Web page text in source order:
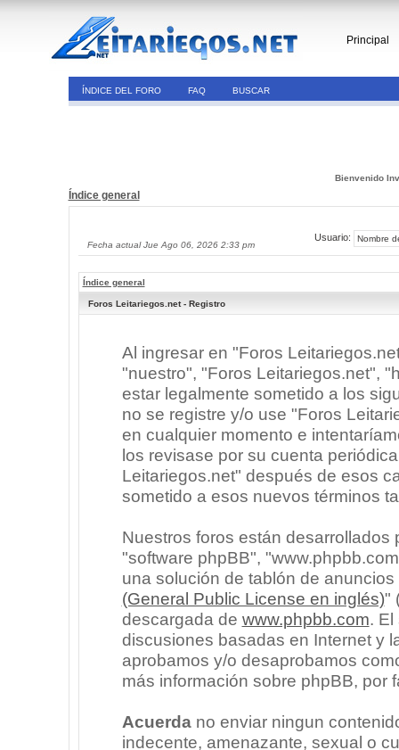
Principal
ÍNDICE DEL FORO FAQ BUSCAR
Bienvenido
Índice general
Fecha actual Jue Ago 06, 2026 2:33 pm
Usuario:
Índice general
Foros Leitariegos.net - Registro
Al ingresar en "Foros
"nuestro", "Foros Leitariegos.net",
estar legalmente sometido a los
no se registre y/o use "Foros
en cualquier momento e
los revisase por su cuenta
Leitariegos.net" después de esos
sometido a esos nuevos términos
Nuestros foros están
"software phpBB",
una solución de tablón de
(General Public License en inglés)"
descargada de www.phpbb.com. El
discusiones basadas en Internet y
aprobamos y/o desaprobamos
más información sobre phpBB, por
Acuerdano enviar ningun
indecente, amenazante, sexual o